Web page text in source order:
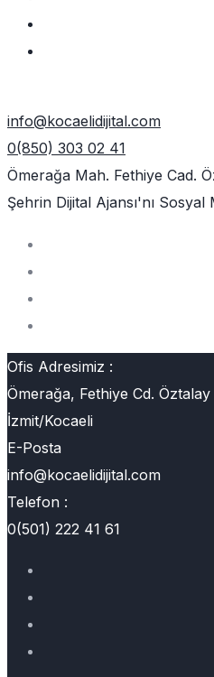
info@kocaelidijital.com
0(850) 303 02 41
Ömerağa Mah. Fethiye Cad.
Şehrin Dijital Ajansı'nı Sosyal
Ofis Adresimiz :
Ömerağa, Fethiye Cd. Öztalay
İzmit/Kocaeli
E-Posta
info@kocaelidijital.com
Telefon :
0(501) 222 41 61